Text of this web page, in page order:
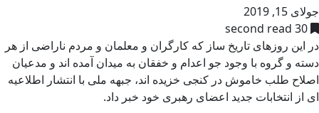
جولای 15, 2019
30 second read
در این روزهای تاریخ ساز که کارگران و معلمان و مردم ناراضی از هر
دسته و گروه با وجود جو اعدام و خفقان به میدان آمده اند و مدعیان
اصلاح طلب خاموش در کنجی خزیده اند، جبهه ملی با انتشار اطلاعیه
ای از انتخابات جدید اعضای رهبری خود خبر داد.